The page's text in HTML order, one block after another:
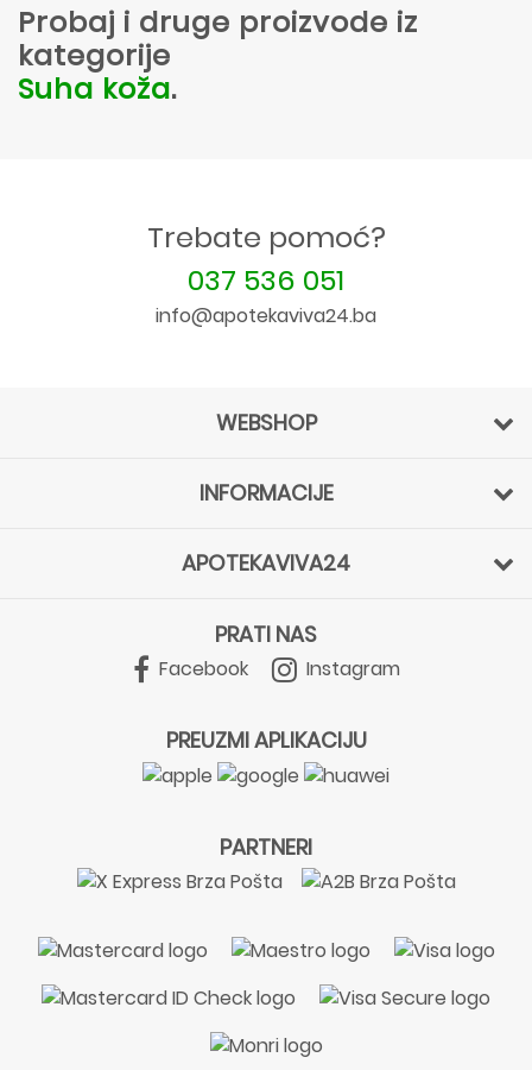
Probaj i druge proizvode iz
kategorije
Suha koža.
Trebate pomoć?
037 536 051
info@apotekaviva24.ba
WEBSHOP
INFORMACIJE
APOTEKAVIVA24
PRATI NAS
Facebook Instagram
PREUZMI APLIKACIJU
PARTNERI